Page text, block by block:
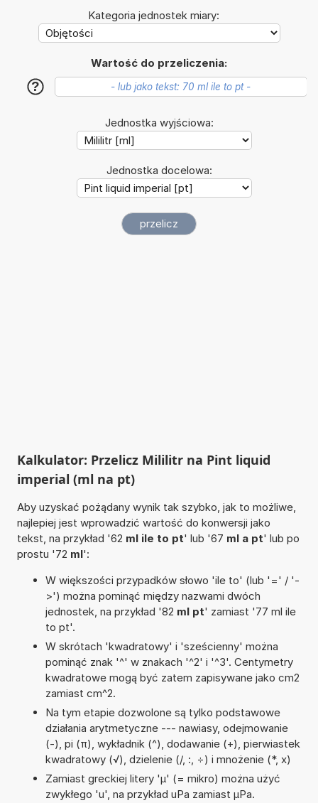
Kategoria jednostek miary:
Wartość do przeliczenia:
?
Jednostka wyjściowa:
Jednostka docelowa:
Kalkulator: Przelicz Mililitr na Pint liquid
imperial (ml na pt)
Aby uzyskać pożądany wynik tak szybko, jak to możliwe,
najlepiej jest wprowadzić wartość do konwersji jako
tekst, na przykład '62 ml ile to pt' lub '67 ml a pt' lub po
prostu '72 ml':
W większości przypadków słowo 'ile to' (lub '=' / '-
>') można pominąć między nazwami dwóch
jednostek, na przykład '82 ml pt' zamiast '77 ml ile
to pt'.
W skrótach 'kwadratowy' i 'sześcienny' można
pominąć znak '^' w znakach '^2' i '^3'. Centymetry
kwadratowe mogą być zatem zapisywane jako cm2
zamiast cm^2.
Na tym etapie dozwolone są tylko podstawowe
działania arytmetyczne --- nawiasy, odejmowanie
(-), pi (π), wykładnik (^), dodawanie (+), pierwiastek
kwadratowy (√), dzielenie (/, :, ÷) i mnożenie (*, x)
Zamiast greckiej litery 'µ' (= mikro) można użyć
zwykłego 'u', na przykład uPa zamiast µPa.